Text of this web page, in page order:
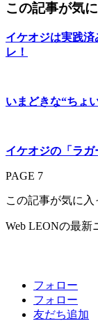
この記事が気
イケオジは実践
レ！
いまどきな“ちょ
イケオジの「ラガ
PAGE 7
この記事が気に
Web LEONの最新
フォロー
フォロー
友だち追加